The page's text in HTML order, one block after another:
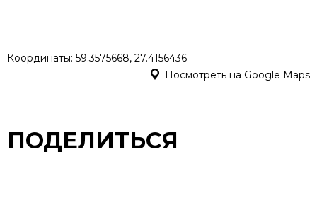
Координаты: 59.3575668, 27.4156436
Посмотреть на Google Maps
ПОДЕЛИТЬСЯ